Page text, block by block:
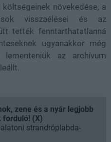
növekedése, a
visszaélései és az
tették fenntarthatatlanná
ugyanakkor még
az archívum
zene és a nyár legjobb
forduló! (X)
strandröplabda-